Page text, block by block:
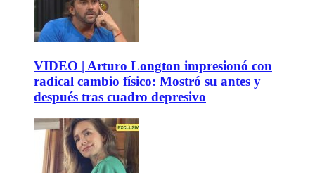
VIDEO | Arturo Longton impresionó con
radical cambio físico: Mostró su antes y
después tras cuadro depresivo